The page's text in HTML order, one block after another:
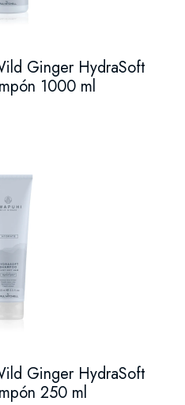
Ginger HydraSoft
1000 ml
Ginger HydraSoft
250 ml